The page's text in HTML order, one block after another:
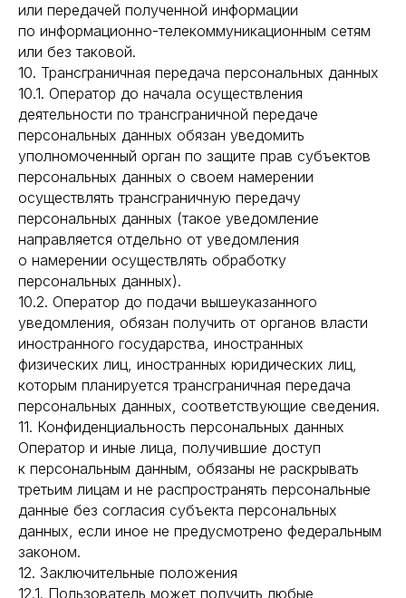
или передачей полученной информации
по информационно-телекоммуникационным сетям
или без таковой.
10. Трансграничная передача персональных данных
10.1. Оператор до начала осуществления
деятельности по трансграничной передаче
персональных данных обязан уведомить
уполномоченный орган по защите прав субъектов
персональных данных о своем намерении
осуществлять трансграничную передачу
персональных данных (такое уведомление
направляется отдельно от уведомления
о намерении осуществлять обработку
персональных данных).
10.2. Оператор до подачи вышеуказанного
уведомления, обязан получить от органов власти
иностранного государства, иностранных
физических лиц, иностранных юридических лиц,
которым планируется трансграничная передача
персональных данных, соответствующие сведения.
11. Конфиденциальность персональных данных
Оператор и иные лица, получившие доступ
к персональным данным, обязаны не раскрывать
третьим лицам и не распространять персональные
данные без согласия субъекта персональных
данных, если иное не предусмотрено федеральным
законом.
12. Заключительные положения
12.1. Пользователь может получить любые